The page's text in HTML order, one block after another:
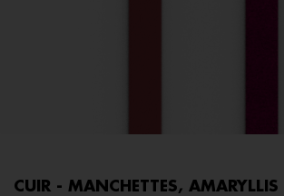
CUIR - MANCHETTES, AMARYLLIS